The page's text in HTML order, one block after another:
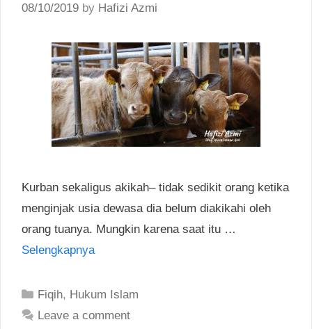
08/10/2019 by Hafizi Azmi
Kurban sekaligus akikah– tidak sedikit orang ketika
menginjak usia dewasa dia belum diakikahi oleh
orang tuanya. Mungkin karena saat itu …
Selengkapnya
Categories
Fiqih, Hukum Islam
Leave a comment